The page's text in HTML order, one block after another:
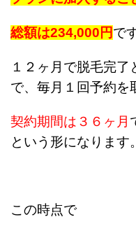
総額は234,000円で
１２ヶ月で脱毛完
で、毎月１回予約を
契約期間は３６ヶ月
という形になります。
この時点で